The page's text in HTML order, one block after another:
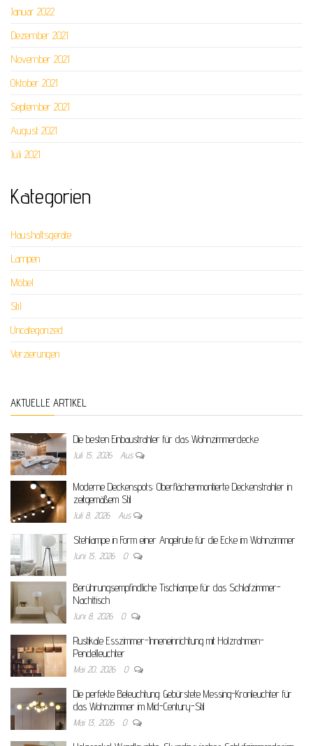
Januar 2022
Dezember 2021
November 2021
Oktober 2021
September 2021
August 2021
Juli 2021
Kategorien
Haushaltsgeräte
Lampen
Möbel
Stil
Uncategorized
Verzierungen
AKTUELLE ARTIKEL
Die besten Einbaustrahler für das Wohnzimmerdecke
Juli 15, 2026 Aus
Moderne Deckenspots: Oberflächenmontierte Deckenstrahler in
zeitgemäßem Stil
Juli 8, 2026 Aus
Stehlampe in Form einer Angelrute für die Ecke im Wohnzimmer
Juni 15, 2026 0
Berührungsempfindliche Tischlampe für das Schlafzimmer-
Nachttisch
Juni 8, 2026 0
Rustikale Esszimmer-Inneneinrichtung mit Holzrahmen-
Pendelleuchter
Mai 20, 2026 0
Die perfekte Beleuchtung: Gebürstete Messing-Kronleuchter für
das Wohnzimmer im Mid-Century-Stil
Mai 13, 2026 0